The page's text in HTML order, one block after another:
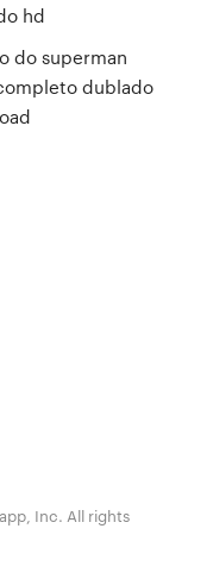
hd
do superman
dublado
Inc. All rights